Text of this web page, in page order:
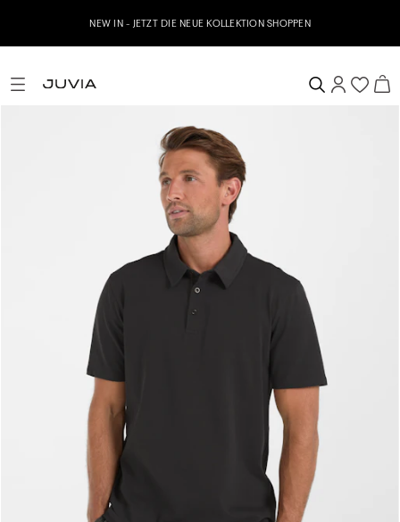
NEW IN - JETZT DIE NEUE KOLLEKTION SHOPPEN